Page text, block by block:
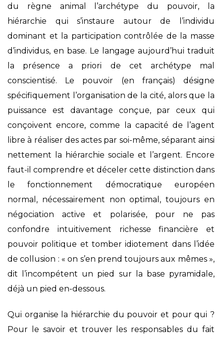
du règne animal l’archétype du pouvoir, la
hiérarchie qui s’instaure autour de l’individu
dominant et la participation contrôlée de la masse
d’individus, en base. Le langage aujourd’hui traduit
la présence a priori de cet archétype mal
conscientisé. Le pouvoir (en français) désigne
spécifiquement l’organisation de la cité, alors que la
puissance est davantage conçue, par ceux qui
conçoivent encore, comme la capacité de l’agent
libre à réaliser des actes par soi-même, séparant ainsi
nettement la hiérarchie sociale et l’argent. Encore
faut-il comprendre et déceler cette distinction dans
le fonctionnement démocratique européen
normal, nécessairement non optimal, toujours en
négociation active et polarisée, pour ne pas
confondre intuitivement richesse financière et
pouvoir politique et tomber idiotement dans l’idée
de collusion : « on s’en prend toujours aux mêmes »,
dit l’incompétent un pied sur la base pyramidale,
déjà un pied en-dessous.
Qui organise la hiérarchie du pouvoir et pour qui ?
Pour le savoir et trouver les responsables du fait